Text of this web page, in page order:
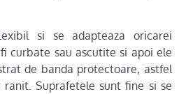
si se adapteaza oricarei
curbate sau ascutite si apoi ele
de banda protectoare, astfel
Suprafetele sunt fine si se